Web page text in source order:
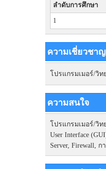
ลำดับการศึกษา
1
ความเชี่ยวชาญ
โปรแกรมเมอร์/วิ
ความสนใจ
โปรแกรมเมอร์/วิท
User Interface
Server, Firewall,